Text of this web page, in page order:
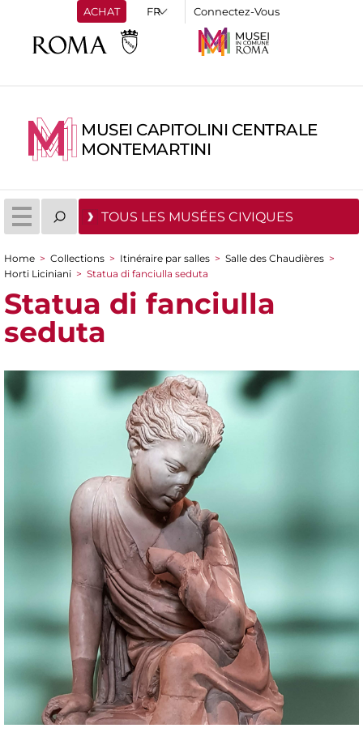
ACHAT Connectez-Vous
MUSEI CAPITOLINI CENTRALE
MONTEMARTINI
TOUS LES MUSÉES CIVIQUES
You are here
Home > Collections > Itinéraire par salles > Salle des Chaudières >
Horti Liciniani > Statua di fanciulla seduta
Statua di fanciulla
seduta